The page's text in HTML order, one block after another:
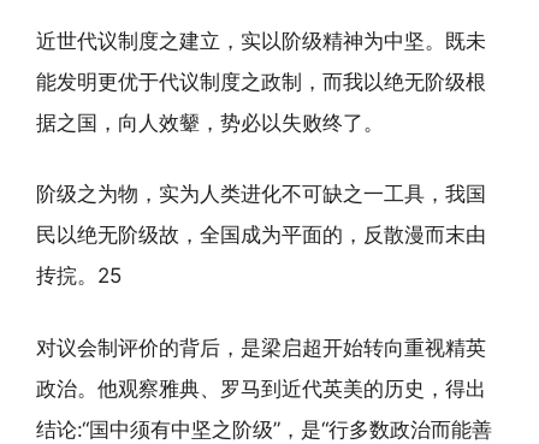
近世代议制度之建立，实以阶级精神为中坚。既未
能发明更优于代议制度之政制，而我以绝无阶级根
据之国，向人效颦，势必以失败终了。
阶级之为物，实为人类进化不可缺之一工具，我国
民以绝无阶级故，全国成为平面的，反散漫而末由
抟捖。25
对议会制评价的背后，是梁启超开始转向重视精英
政治。他观察雅典、罗马到近代英美的历史，得出
结论:“国中须有中坚之阶级”，是“行多数政治而能善